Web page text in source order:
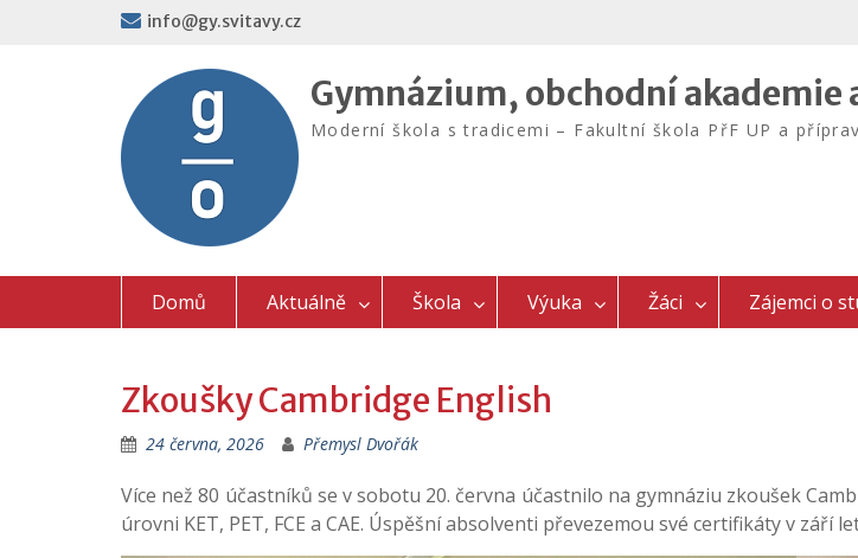
info@gy.svitavy.cz
Gymnázium, obchodní akademie
Moderní škola s tradicemi – Fakultní škola PřF UP a
Domů Aktuálně Škola Výuka Žáci Zájemci o
Zkoušky Cambridge English
24 června, 2026 Přemysl Dvořák
Více než 80 účastníků se v sobotu 20. června účastnilo na gymnáziu zkoušek
úrovni KET, PET, FCE a CAE. Úspěšní absolventi převezemou své certifikáty v září